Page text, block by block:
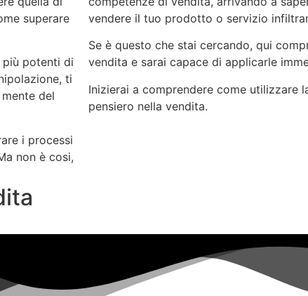
superare
più potenti di
ti
del
i processi
non è cosi,
vendere il tuo prodotto o servizio
Se è questo che stai cercando, qui
vendita e sarai capace di applicarle
Inizierai a comprendere come utilizzare
pensiero nella vendita.